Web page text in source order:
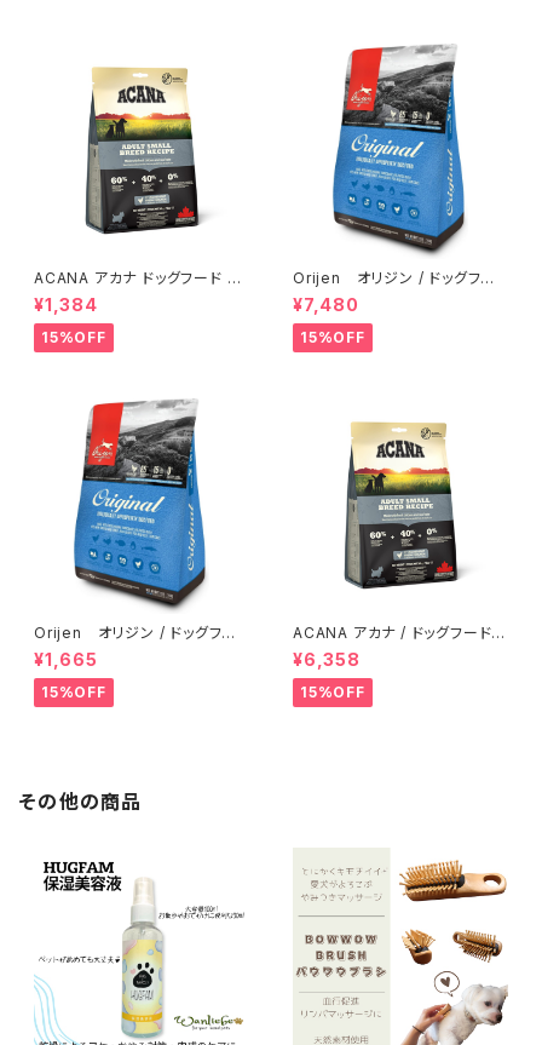
ACANA アカナ ドッグフード ア
ダルトスモールブリードレシピ
【340ｇ】
¥1,384
15%OFF
Orijen オリジン / ドッグフー
ド オリジナル【2kg】
¥7,480
15%OFF
Orijen オリジン / ドッグフー
ド オリジナル【340g】
¥1,665
15%OFF
ACANA アカナ / ドッグフード
アダルトスモールブリードレシピ
【2kg】
¥6,358
15%OFF
その他の商品